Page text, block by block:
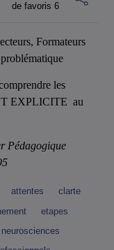
de favoris 6
Formateurs
les
EXPLICITE au
Pédagogique
attentes
clarte
etapes
neurosciences